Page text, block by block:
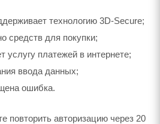
технологию 3D-Secure;
средств для покупки;
услугу платежей в интернете;
ввода данных;
ошибка.
повторить авторизацию через 20